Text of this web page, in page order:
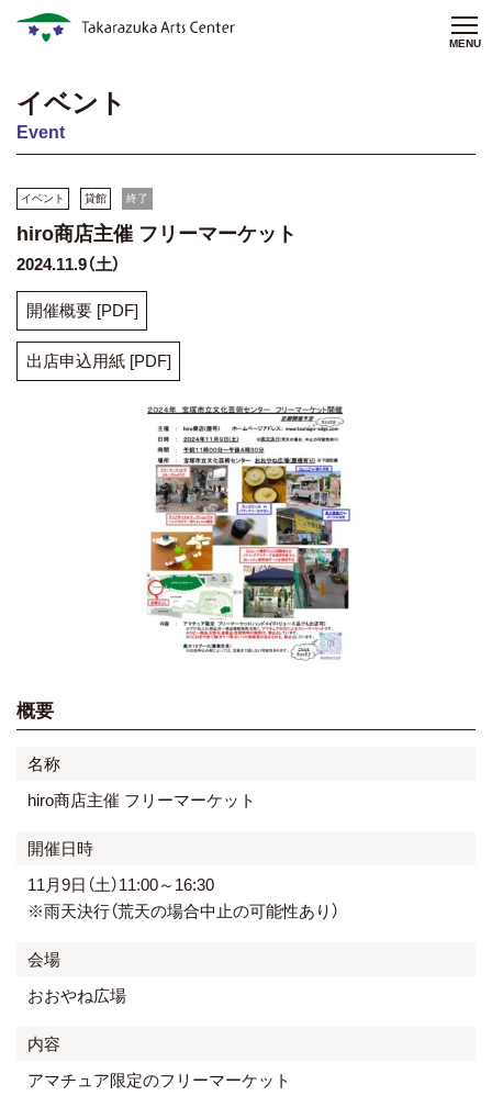
MENU
イベント
Event
イベント 貸館 終了
hiro商店主催 フリーマーケット
2024.11.9（土）
開催概要 [PDF]
出店申込用紙 [PDF]
概要
名称
hiro商店主催 フリーマーケット
開催日時
11月9日（土）11:00～16:30
※雨天決行（荒天の場合中止の可能性あり）
会場
おおやね広場
内容
アマチュア限定のフリーマーケット